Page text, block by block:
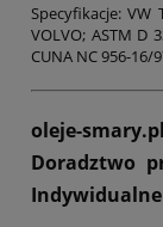
Specyfikacje: VW
VOLVO; ASTM D
CUNA NC 956-16/
oleje-
Doradztwo